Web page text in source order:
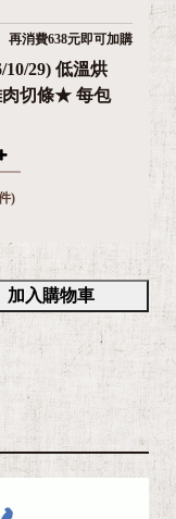
再消費638元即可加購
10/29) 低溫烘
肉切條★ 每包
)
加入購物車